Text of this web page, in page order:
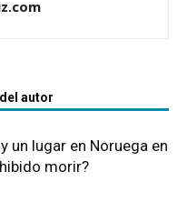
autor
un lugar en Noruega en
morir?